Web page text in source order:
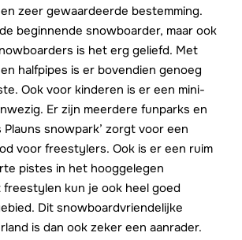
zeer gewaardeerde bestemming.
beginnende snowboarder, maar ook
is het erg geliefd. Met
halfpipes is er bovendien genoeg
Ook voor kinderen is er een mini-
Er zijn meerdere funparks en
Plauns snowpark’ zorgt voor een
voor freestylers. Ook is er een ruim
pistes in het hooggelegen
freestylen kun je ook heel goed
Dit snowboardvriendelijke
is dan ook zeker een aanrader.